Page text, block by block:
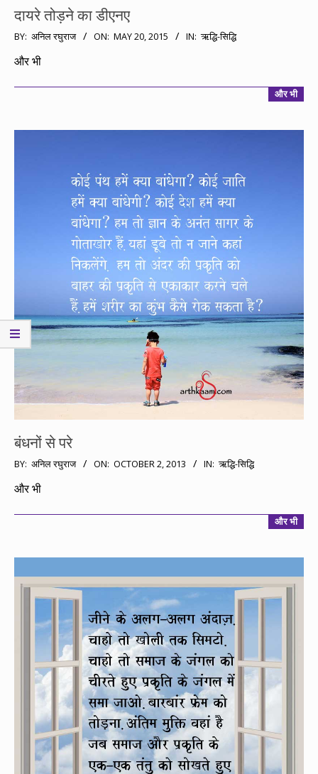
दायरे तोड़ने का डीएनए
2015-
05-
BY: अनिल रघुराज ON: MAY 20, 2015 IN: ऋद्धि-सिद्धि
और भी
और भी
बंधनों से परे
2013-
10-
BY: अनिल रघुराज ON: OCTOBER 2, 2013 IN: ऋद्धि-सिद्धि
और भी
और भी